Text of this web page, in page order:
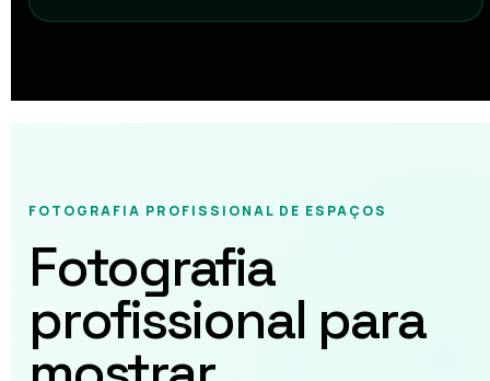
FOTOGRAFIA PROFISSIONAL DE ESPAÇOS
Fotografia
profissional para